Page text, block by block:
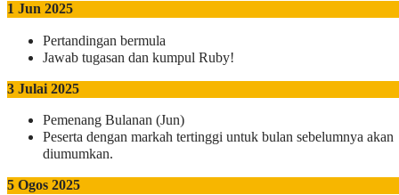
1 Jun 2025
Pertandingan bermula
Jawab tugasan dan kumpul Ruby!
3 Julai 2025
Pemenang Bulanan (Jun)
Peserta dengan markah tertinggi untuk bulan sebelumnya akan
diumumkan.
5 Ogos 2025